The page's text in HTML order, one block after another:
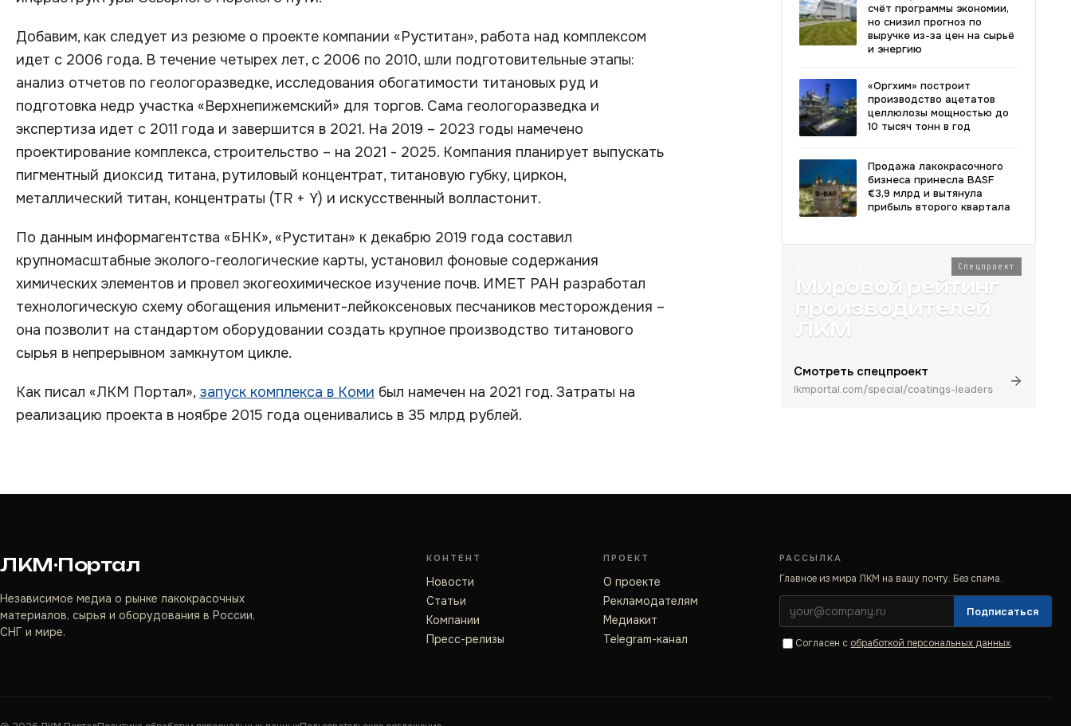
Добавим, как следует из резюме о проекте компании «Руститан», работа над комплексом
идет с 2006 года. В течение четырех лет, с 2006 по 2010, шли подготовительные этапы:
анализ отчетов по геологоразведке, исследования обогатимости титановых руд и
подготовка недр участка «Верхнепижемский» для торгов. Сама геологоразведка и
экспертиза идет с 2011 года и завершится в 2021. На 2019 – 2023 годы намечено
проектирование комплекса, строительство – на 2021 - 2025. Компания планирует выпускать
пигментный диоксид титана, рутиловый концентрат, титановую губку, циркон,
металлический титан, концентраты (TR + Y) и искусственный волластонит.
По данным информагентства «БНК», «Руститан» к декабрю 2019 года составил
крупномасштабные эколого-геологические карты, установил фоновые содержания
химических элементов и провел экогеохимическое изучение почв. ИМЕТ РАН разработал
технологическую схему обогащения ильменит-лейкоксеновых песчаников месторождения –
она позволит на стандартом оборудовании создать крупное производство титанового
сырья в непрерывном замкнутом цикле.
Как писал «ЛКМ Портал», запуск комплекса в Коми был намечен на 2021 год. Затраты на
реализацию проекта в ноябре 2015 года оценивались в 35 млрд рублей.
счёт программы экономии,
но снизил прогноз по
выручке из-за цен на сырьё
и энергию
«Оргхим» построит
производство ацетатов
целлюлозы мощностью до
10 тысяч тонн в год
Продажа лакокрасочного
бизнеса принесла BASF
€3,9 млрд и вытянула
прибыль второго квартала
Спецпроект
Мировой рейтинг
производителей
ЛКМ
Смотреть спецпроект
lkmportal.com/special/coatings-leaders
ЛКМ·Портал
Независимое медиа о рынке лакокрасочных
материалов, сырья и оборудования в России,
СНГ и мире.
КОНТЕНТ
Новости
Статьи
Компании
Пресс-релизы
ПРОЕКТ
О проекте
Рекламодателям
Медиакит
Telegram-канал
РАССЫЛКА
Главное из мира ЛКМ на вашу почту. Без спама.
Подписаться
Согласен с обработкой персональных данных.